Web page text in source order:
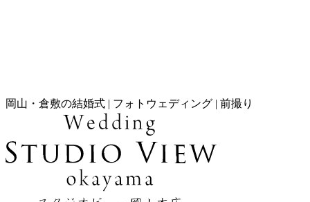
岡山・倉敷の結婚式 | フォトウェディング | 前撮り